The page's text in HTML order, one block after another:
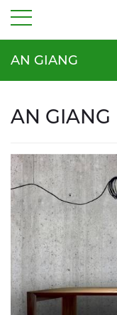
AN GIANG
AN GIANG